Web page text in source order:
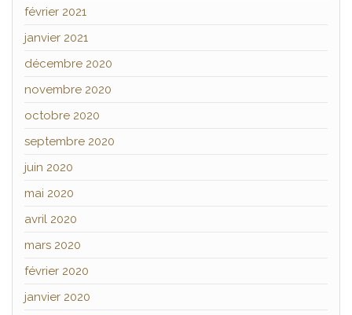
février 2021
janvier 2021
décembre 2020
novembre 2020
octobre 2020
septembre 2020
juin 2020
mai 2020
avril 2020
mars 2020
février 2020
janvier 2020